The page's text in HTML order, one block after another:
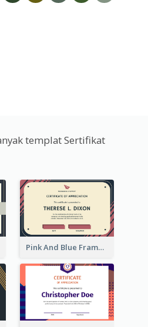
templat Sertifikat
Pink And Blue Frame Company Certificate